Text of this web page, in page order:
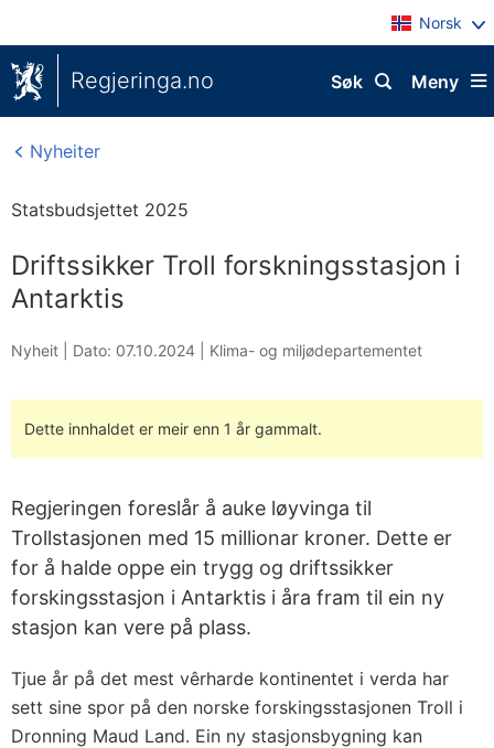
Norsk
Regjeringa.no Meny
Søk
Nyheiter
Statsbudsjettet 2025
Driftssikker Troll forskningsstasjon i
Antarktis
Nyheit | Dato: 07.10.2024 Klima- og miljødepartementet
Dette innhaldet er meir enn 1 år gammalt.
Regjeringen foreslår å auke løyvinga til
Trollstasjonen med 15 millionar kroner. Dette er
for å halde oppe ein trygg og driftssikker
forskingsstasjon i Antarktis i åra fram til ein ny
stasjon kan vere på plass.
Tjue år på det mest vêrharde kontinentet i verda har
sett sine spor på den norske forskingsstasjonen Troll i
Dronning Maud Land. Ein ny stasjonsbygning kan